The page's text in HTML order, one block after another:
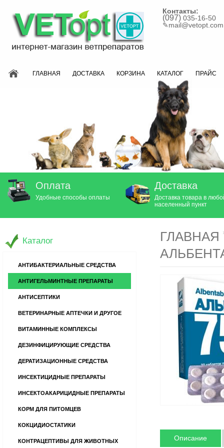
Контакты:
(097) 035-16-50
✎mail@vetopt.com
ГЛАВНАЯ ДОСТАВКА КОРЗИНА КАТАЛОГ ПРАЙС
Оплата
Удобные способы оплаты
Доставка
Доставка товара в
населенный пункт
ГЛАВНАЯ
Описание
Каталог
АНТИБАКТЕРИАЛЬНЫЕ СРЕДСТВА
АНТИГЕЛЬМИНТНЫЕ ПРЕПАРАТЫ
АНТИСЕПТИКИ
ВЕТЕРИНАРНЫЕ АПТЕЧКИ И ДРУГОЕ
ВИТАМИННЫЕ КОМПЛЕКСЫ
ДЕЗИНФИЦИРУЮЩИЕ СРЕДСТВА
ДЕРАТИЗАЦИОННЫЕ СРЕДСТВА
ИНСЕКТИЦИДНЫЕ ПРЕПАРАТЫ
ИНСЕКТОАКАРИЦИДНЫЕ ПРЕПАРАТЫ
КОРМ ДЛЯ ПИТОМЦЕВ
КОКЦИДИОСТАТИКИ
КОНТРАЦЕПТИВЫ ДЛЯ ЖИВОТНЫХ